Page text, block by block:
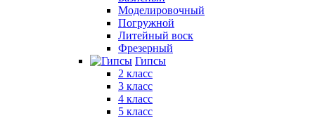
Моделировочный
Погружной
Литейный воск
Фрезерный
Гипсы
2 класс
3 класс
4 класс
5 класс